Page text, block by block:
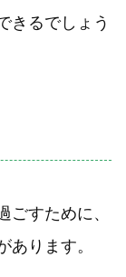
きるでしょう
ごすために、
あります。